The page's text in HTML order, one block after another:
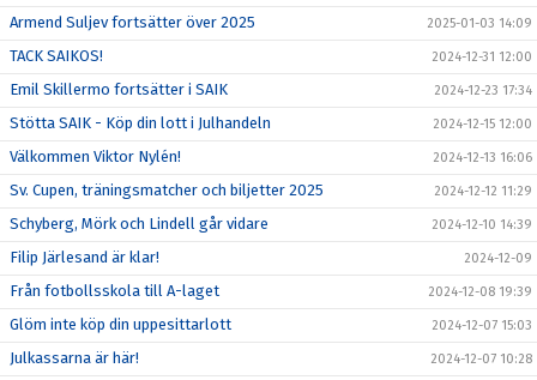
Armend Suljev fortsätter över 2025 2025-01-03 14:09
TACK SAIKOS! 2024-12-31 12:00
Emil Skillermo fortsätter i SAIK 2024-12-23 17:34
Stötta SAIK - Köp din lott i Julhandeln 2024-12-15 12:00
Välkommen Viktor Nylén! 2024-12-13 16:06
Sv. Cupen, träningsmatcher och biljetter 2025 2024-12-12 11:29
Schyberg, Mörk och Lindell går vidare 2024-12-10 14:39
Filip Järlesand är klar! 2024-12-09
Från fotbollsskola till A-laget 2024-12-08 19:39
Glöm inte köp din uppesittarlott 2024-12-07 15:03
Julkassarna är här! 2024-12-07 10:28